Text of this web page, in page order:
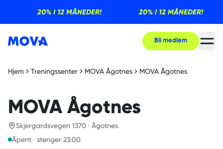
20% I 12 MÅNEDER! 20% I 12 MÅNEDER!
Bli medlem
Hjem Treningssenter MOVA Ågotnes MOVA Ågotnes
MOVA Ågotnes
Skjergardsvegen 1370 · Ågotnes
Åpent · stenger 23:00